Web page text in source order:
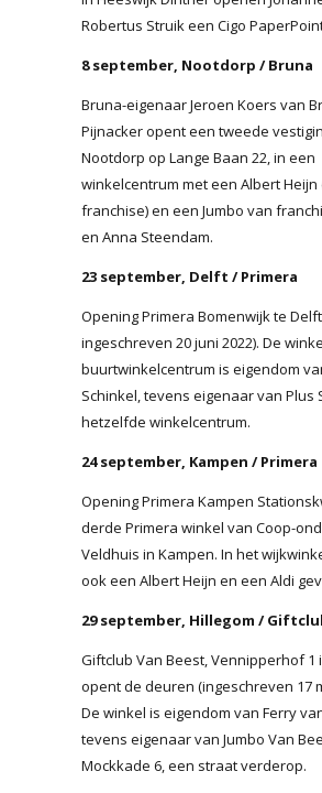
Robertus Struik een Cigo
8 september, Nootdorp / Bruna
Bruna-eigenaar Jeroen Koers van
Pijnacker opent een tweede
Nootdorp op Lange Baan 22, in een
winkelcentrum met een Albert Heijn
franchise) en een Jumbo van
en Anna Steendam.
23 september, Delft / Primera
Opening Primera Bomenwijk te
ingeschreven 20 juni 2022). De
buurtwinkelcentrum is eigendom
Schinkel, tevens eigenaar van Plus
hetzelfde winkelcentrum.
24 september, Kampen / Primera
Opening Primera Kampen
derde Primera winkel van Coop-
Veldhuis in Kampen. In het
ook een Albert Heijn en een Aldi
29 september, Hillegom /
Giftclub Van Beest, Vennipperhof 1
opent de deuren (ingeschreven 17
De winkel is eigendom van Ferry
tevens eigenaar van Jumbo Van
Mockkade 6, een straat verderop.